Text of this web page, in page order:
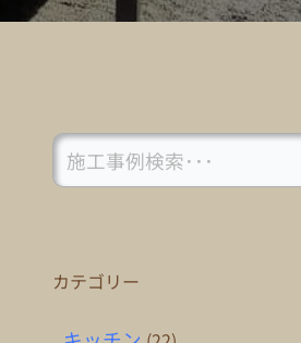
Search
for:
カテゴリー